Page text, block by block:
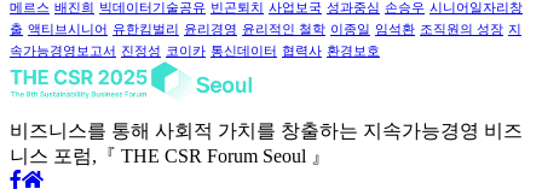
메르스 배진희 빅데이터기술공유 빈곤퇴치 사업보국 성과중심 손승우 시니어일자리창
출 액티브시니어 유한킴벌리 윤리경영 윤리적인 철학 이종일 임석환 조직원의 성장 지
속가능경영보고서
진정성 코이카 통신데이터 협력사 환경보호
비즈니스를 통해 사회적 가치를 창출하는 지속가능경영 비즈
니스 포럼, 『 THE CSR Forum Seoul 』